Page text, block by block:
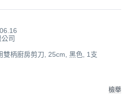
司
雙柄廚房剪刀, 25cm, 黑色, 1支
檢舉